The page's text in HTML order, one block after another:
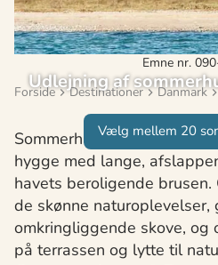
Emne nr.
Udlejning af
Vælg mellem 20
Forside Destinationer Danmark
Sommerhusferie i
hygge med lange,
havets beroligende
de skønne naturoplevelser,
omkringliggende skove, og
på terrassen og lytte til